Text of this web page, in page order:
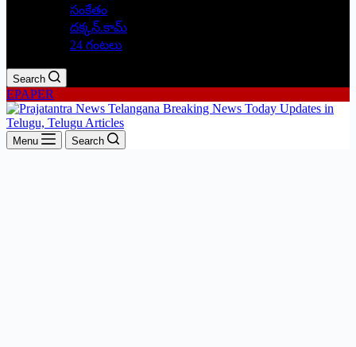
సంకేతం
దక్కన్.కామ్
24 గంటలు
Search
EPAPER
Menu Search